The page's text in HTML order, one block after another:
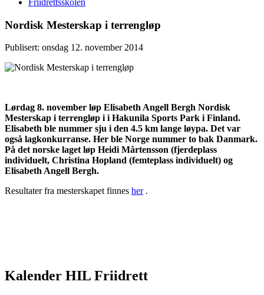
Nordisk Mesterskap i terrengløp
Publisert: onsdag 12. november 2014
Lørdag 8. november løp Elisabeth Angell Bergh Nordisk
Mesterskap i terrengløp i i Hakunila Sports Park i Finland.
Elisabeth ble nummer sju i den 4.5 km lange løypa. Det var
også lagkonkurranse. Her ble Norge nummer to bak Danmark.
På det norske laget løp Heidi Mårtensson (fjerdeplass
individuelt, Christina Hopland (femteplass individuelt) og
Elisabeth Angell Bergh.
Resultater fra mesterskapet finnes her.
Kalender HIL Friidrett